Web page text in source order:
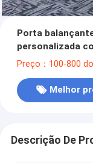
Porta
personalizada
fluorocarboneto
Preço：100-800
Melhor
Descrição De